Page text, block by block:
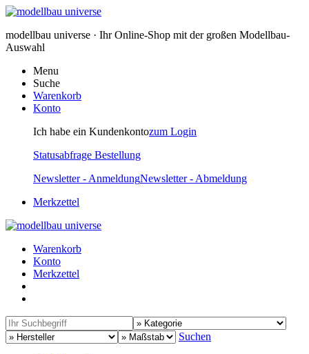
modellbau universe · Ihr Online-Shop mit der großen Modellbau-
Auswahl
Menu
Suche
Warenkorb
Konto
Ich habe ein Kundenkontozum Login
Statusabfrage Bestellung
Newsletter - AnmeldungNewsletter - Abmeldung
Merkzettel
Warenkorb
Konto
Merkzettel
Suchen